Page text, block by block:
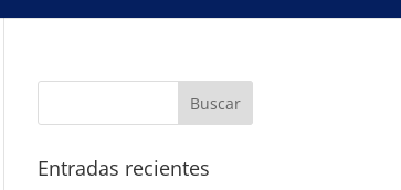
Entradas recientes